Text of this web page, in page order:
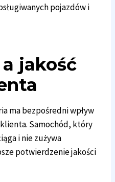
pojazdów i
jakość
ma bezpośredni wpływ
Samochód, który
i nie zużywa
potwierdzenie jakości